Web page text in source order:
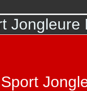
Jongleure